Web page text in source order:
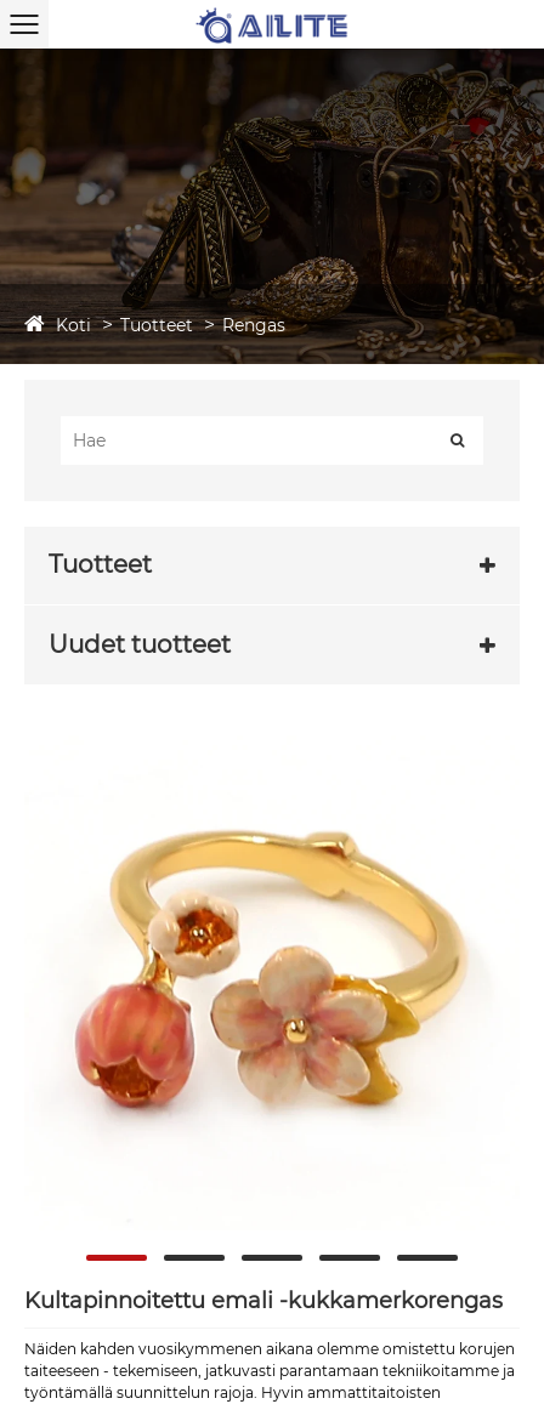
Koti Tuotteet Rengas
Tuotteet
Uudet tuotteet
Kultapinnoitettu emali -kukkamerkorengas
Näiden kahden vuosikymmenen aikana olemme omistettu korujen
taiteeseen - tekemiseen, jatkuvasti parantamaan tekniikoitamme ja
työntämällä suunnittelun rajoja. Hyvin ammattitaitoisten